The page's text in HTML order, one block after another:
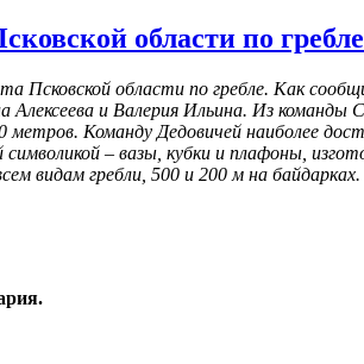
области по
Псковской области по гребле. Как
и Валерия Ильина. Из
метров. Команду Дедовичей наиболее
– вазы, кубки и плафоны,
видам гребли, 500 и 200 м на